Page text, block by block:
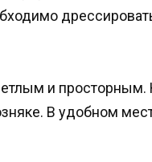
и просторным.
В удобном